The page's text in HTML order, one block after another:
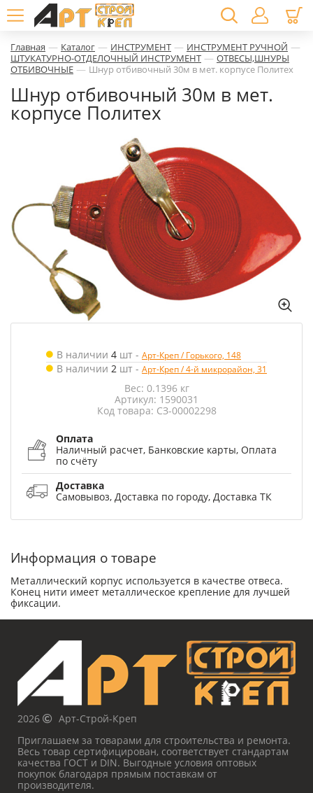
Главная — Каталог — ИНСТРУМЕНТ — ИНСТРУМЕНТ РУЧНОЙ —
ШТУКАТУРНО-ОТДЕЛОЧНЫЙ ИНСТРУМЕНТ — ОТВЕСЫ,ШНУРЫ
ОТБИВОЧНЫЕ — Шнур отбивочный 30м в мет. корпусе Политех
Шнур отбивочный 30м в мет.
корпусе Политех
В наличии 4 шт - Арт-Креп / Горького, 148
В наличии 2 шт - Арт-Креп / 4-й микрорайон, 31
Вес: 0.1396 кг
Артикул: 1590031
Код товара: СЗ-00002298
Оплата
Наличный расчет, Банковские карты, Оплата
по счёту
Доставка
Самовывоз, Доставка по городу, Доставка ТК
Информация о товаре
Металлический корпус используется в качестве отвеса.
Конец нити имеет металлическое крепление для лучшей
фиксации.
2026
Арт-Строй-Креп
Приглашаем за товарами для строительства и ремонта.
Весь товар сертифицирован, соответствует стандартам
качества ГОСТ и DIN. Выгодные условия оптовых
покупок благодаря прямым поставкам от
производителя.